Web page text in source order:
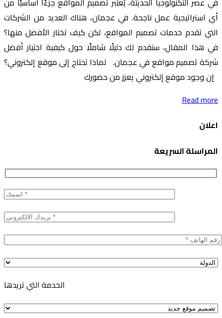
أي استراتيجية عمل ناجحة. في عجمان، هناك العديد من الشركات
التي تقدم خدمات تصميم المواقع، لكن كيف تختار الأفضل منها؟
في هذا المقال، سنقدم لك دليلًا شاملًا حول كيفية اختيار أفضل
شركة تصميم مواقع في عجمان. لماذا تحتاج إلى موقع إلكتروني؟
إن وجود موقع إلكتروني يعزز من حضورك
Read more
اعلان
المراسلة السريعة
الخدمة التي تريدها